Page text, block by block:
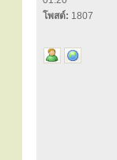
โพสต์: 1807